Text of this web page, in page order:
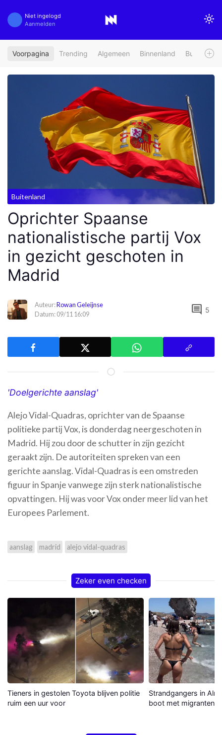
Niet ingelogd
Aanmelden
Voorpagina Trending Algemeen Binnenland Buitenland
Buitenland
Oprichter Spaanse
nationalistische partij Vox
in gezicht geschoten in
Madrid
Auteur:Rowan Geleijnse
Datum: 09/11 16:09
comment 5
'Doelgerichte aanslag'
Alejo Vidal-Quadras, oprichter van de Spaanse
politieke partij Vox, is donderdag neergeschoten in
Madrid. Hij zou door de schutter in zijn gezicht
geraakt zijn. De autoriteiten spreken van een
gerichte aanslag. Vidal-Quadras is een omstreden
figuur in Spanje vanwege zijn sterk nationalistische
opvattingen. Hij was voor Vox onder meer lid van het
Europees Parlement.
aanslag madrid alejo vidal-quadras
Zeker even checken
Tieners in gestolen Toyota blijven politie
ruim een uur voor
Strandgangers in
boot met migranten